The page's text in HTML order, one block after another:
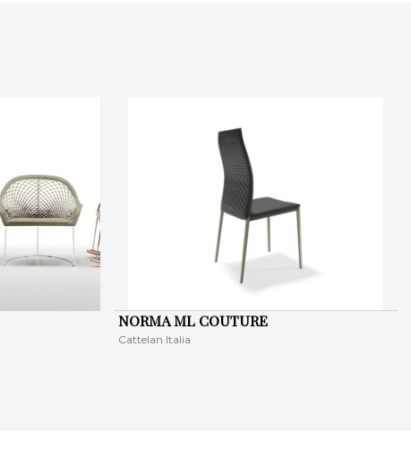
NORMA ML COUTURE
Cattelan Italia